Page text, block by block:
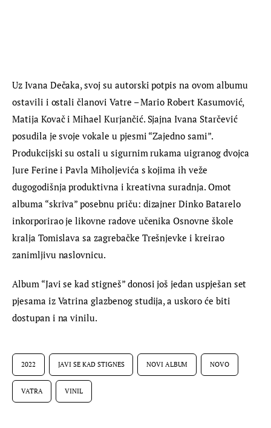
Uz Ivana Dečaka, svoj su autorski potpis na ovom albumu
ostavili i ostali članovi Vatre – Mario Robert Kasumović,
Matija Kovač i Mihael Kurjančić. Sjajna Ivana Starčević
posudila je svoje vokale u pjesmi “Zajedno sami”.
Produkcijski su ostali u sigurnim rukama uigranog dvojca
Jure Ferine i Pavla Miholjevića s kojima ih veže
dugogodišnja produktivna i kreativna suradnja. Omot
albuma “skriva” posebnu priču: dizajner Dinko Batarelo
inkorporirao je likovne radove učenika Osnovne škole
kralja Tomislava sa zagrebačke Trešnjevke i kreirao
zanimljivu naslovnicu.
Album “Javi se kad stigneš” donosi još jedan uspješan set
pjesama iz Vatrina glazbenog studija, a uskoro će biti
dostupan i na vinilu.
2022 JAVI SE KAD STIGNES NOVI ALBUM NOVO
VATRA VINIL